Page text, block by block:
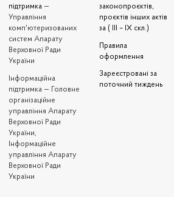
підтримка —
Управління
комп'ютеризованих
систем Апарату
Верховної Ради
України
Iнформаційна
підтримка — Головне
організаційне
управління Апарату
Верховної Ради
України,
Інформаційне
управління Апарату
Верховної Ради
України
законопроєктів,
проєктів інших актів
за ( III – IX скл.)
Правила
оформлення
Зареєстровані за
поточний тиждень